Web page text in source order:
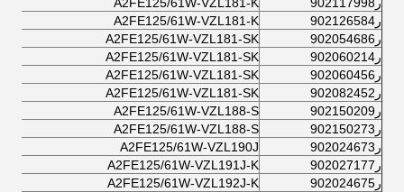
ر902126584
A2FE125/61W-VZL181-K
ر902054686
A2FE125/61W-VZL181-SK
ر902060214
A2FE125/61W-VZL181-SK
ر902060456
A2FE125/61W-VZL181-SK
ر902082452
A2FE125/61W-VZL181-SK
ر902150209
A2FE125/61W-VZL188-S
ر902150273
A2FE125/61W-VZL188-S
ر902024673
A2FE125/61W-VZL190J
ر902027177
A2FE125/61W-VZL191J-K
ر902024675
A2FE125/61W-VZL192J-K